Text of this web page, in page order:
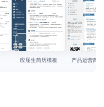
查看模板
应届生简历模板
查看模板
产品运营简